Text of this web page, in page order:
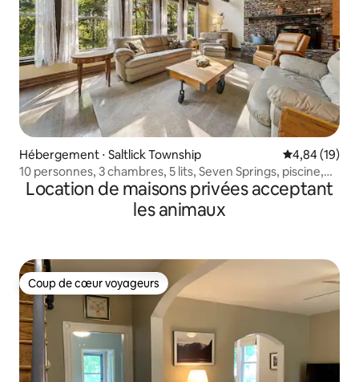
Hébergement ⋅ Saltlick Township Évaluation
4,84 (19)
10 personnes, 3 chambres, 5 lits, Seven Springs, piscine,
jacuzzi
Location de maisons privées acceptant
les animaux
Coup de cœur voyageurs
Coup de cœur voyageurs